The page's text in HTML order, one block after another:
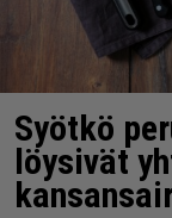
Syötkö
löysivät